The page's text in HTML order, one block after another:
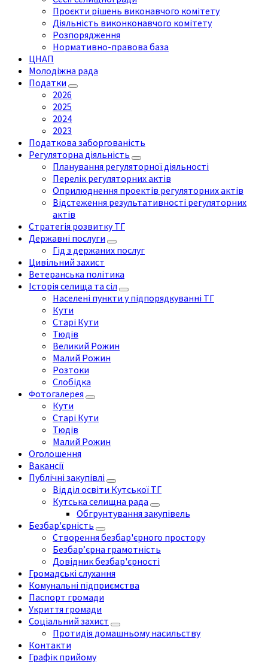
Проєкти рішень виконавчого комітету
Діяльність виконконавчого комітету
Розпорядження
Нормативно-правова база
ЦНАП
Молодіжна рада
Податки
2026
2025
2024
2023
Податкова заборгованість
Регуляторна діяльність
Планування регуляторної діяльності
Перелік регуляторних актів
Оприлюднення проектів регуляторних актів
Відстеження результативності регуляторних
актів
Стратегія розвитку ТГ
Державні послуги
Гід з держаних послуг
Цивільний захист
Ветеранська політика
Історія селища та сіл
Населені пункти у підпорядкуванні ТГ
Кути
Старі Кути
Тюдів
Великий Рожин
Малий Рожин
Розтоки
Слобідка
Фотогалерея
Кути
Старі Кути
Тюдів
Малий Рожин
Оголошення
Вакансії
Публічні закупівлі
Відділ освіти Кутської ТГ
Кутська селищна рада
Обгрунтування закупівель
Безбар'єрність
Створення безбар'єрного простору
Безбар’єрна грамотність
Довідник безбар'єрності
Громадські слухання
Комунальні підприємства
Паспорт громади
Укриття громади
Соціальний захист
Протидія домашньому насильству
Контакти
Графік прийому